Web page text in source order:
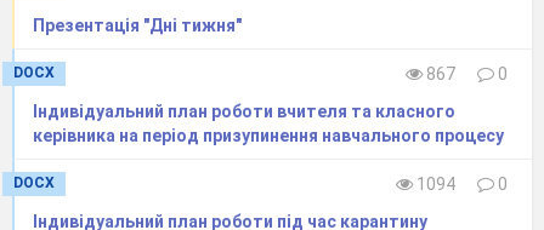
… додати
збільшити на …
19 – 10
мінус, від
… відняти, зменшити на ..
-Чудово!
3.Гра «Стежинка».
-Працюємо в парах.У лотках лежать
Презентація "Дні тижня"
DOCX 867
0
Індивідуальний план роботи вчителя та класного
керівника на період призупинення навчального процесу
DOCX 1094
0
Індивідуальний план роботи під час карантину